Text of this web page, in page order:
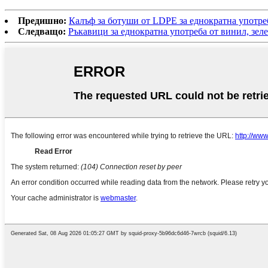
Предишно: Калъф за ботуши от LDPE за еднократна
Следващо: Ръкавици за еднократна употреба от винил,